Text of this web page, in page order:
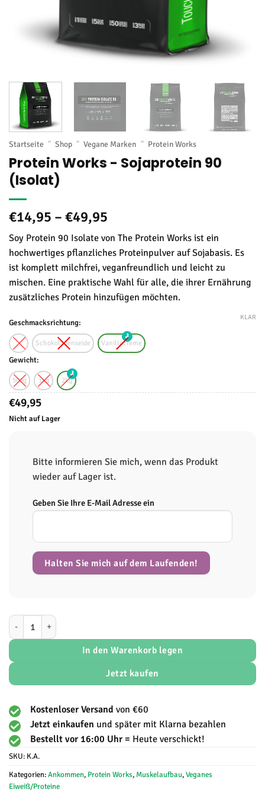
Startseite " Shop " Vegane Marken " Protein Works
Protein Works - Sojaprotein 90
(Isolat)
€14,95 – €49,95
€14,95
bis
€49,95
Soy Protein 90 Isolate von The Protein Works ist ein
hochwertiges pflanzliches Proteinpulver auf Sojabasis. Es
ist komplett milchfrei, veganfreundlich und leicht zu
mischen. Eine praktische Wahl für alle, die ihrer Ernährung
zusätzliches Protein hinzufügen möchten.
Geschmacksrichtung:
Schokoladenseide Vanillecreme
Gewicht:
500g 1kg 2kg
KLAR
€49,95
Nicht auf Lager
Bitte informieren Sie mich, wenn das Produkt
wieder auf Lager ist.
Geben Sie Ihre E-Mail Adresse ein
Halten Sie mich auf dem Laufenden!
Protein Works - Soy Protein 90 (Isolate) Menge
In den Warenkorb legen
Jetzt kaufen
Kostenloser Versandvon €60
Jetzt einkaufen und später mit Klarna bezahlen
Bestellt vor 16:00 Uhr = Heute verschickt!
SKU: K.A.
Kategorien:Ankommen, Protein Works, Muskelaufbau,Veganes
Eiweiß/Proteine